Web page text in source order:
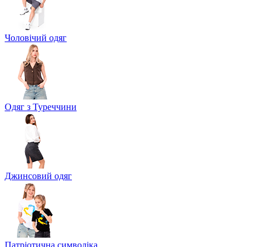
Чоловічий одяг
Одяг з Туреччини
Джинсовий одяг
Патріотична символіка